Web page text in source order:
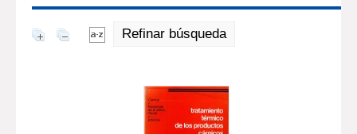
Refinar búsqueda